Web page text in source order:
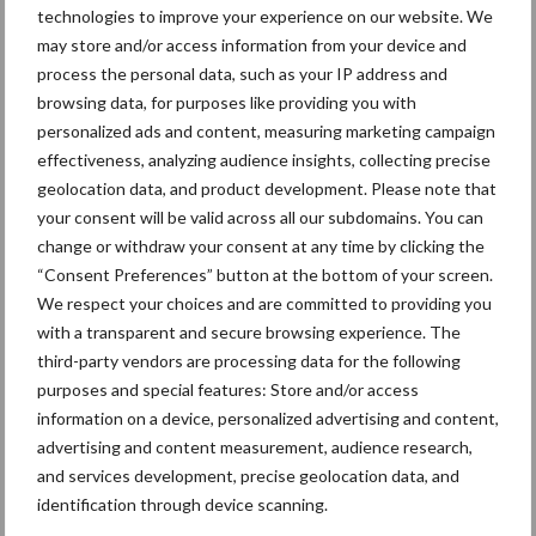
technologies to improve your experience on our website. We
may store and/or access information from your device and
process the personal data, such as your IP address and
browsing data, for purposes like providing you with
personalized ads and content, measuring marketing campaign
effectiveness, analyzing audience insights, collecting precise
geolocation data, and product development. Please note that
your consent will be valid across all our subdomains. You can
change or withdraw your consent at any time by clicking the
“Consent Preferences” button at the bottom of your screen.
We respect your choices and are committed to providing you
with a transparent and secure browsing experience. The
third-party vendors are processing data for the following
purposes and special features: Store and/or access
information on a device, personalized advertising and content,
advertising and content measurement, audience research,
and services development, precise geolocation data, and
identification through device scanning.
met jullie delen. Vanuit GD werkten Lucia Dieste‑Pérez en
Tijs
, beide onderzoekers bij GD, mee aan dit onderzoek dat
door Decide H2020 mogelijk is gemaakt.
GD Diergezondheid
Aanbevolen voor jou! mycoplasma
Respiratieklachten bij
varkens in de
wintermaanden hoger
‘Beste vaccinatiemoment is
bedrijfsspecifiek’